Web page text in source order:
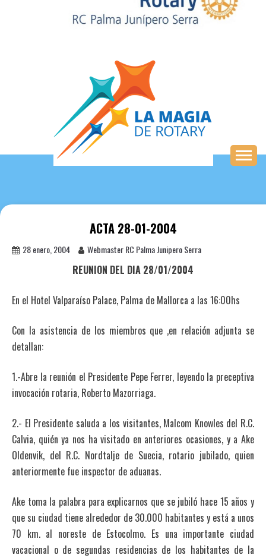
ACTA 28-01-2004
28 enero, 2004 Webmaster RC Palma Junipero Serra
REUNION DEL DIA 28/01/2004
En el Hotel Valparaíso Palace, Palma de Mallorca a las 16:00hs
Con la asistencia de los miembros que ,en relación adjunta se
detallan:
1.-Abre la reunión el Presidente Pepe Ferrer, leyendo la preceptiva
invocación rotaria, Roberto Mazorriaga.
2.- El Presidente saluda a los visitantes, Malcom Knowles del R.C.
Calvia, quién ya nos ha visitado en anteriores ocasiones, y a Ake
Oldenvik, del R.C. Nordtalje de Suecia, rotario jubilado, quien
anteriormente fue inspector de aduanas.
Ake toma la palabra para explicarnos que se jubiló hace 15 años y
que su ciudad tiene alrededor de 30.000 habitantes y está a unos
70 km. al noreste de Estocolmo. Es una importante ciudad
vacacional o de segundas residencias de los habitantes de la